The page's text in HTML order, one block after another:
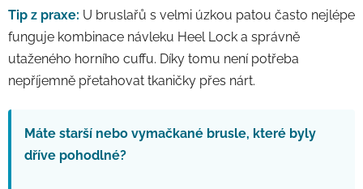
Tip z praxe: U bruslařů s velmi úzkou patou často nejlépe
funguje kombinace návleku Heel Lock a správně
utaženého horního cuffu. Díky tomu není potřeba
nepříjemně přetahovat tkaničky přes nárt.
Máte starší nebo vymačkané brusle, které byly
dříve pohodlné?